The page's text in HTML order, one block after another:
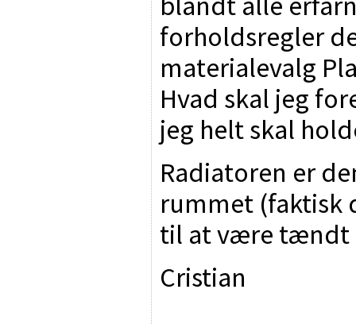
forholdsregler
materialevalg
Hvad skal jeg
jeg helt skal
Radiatoren er
rummet (faktisk
til at være tændt
Cristian